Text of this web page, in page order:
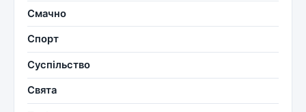
Смачно
Спорт
Суспільство
Свята